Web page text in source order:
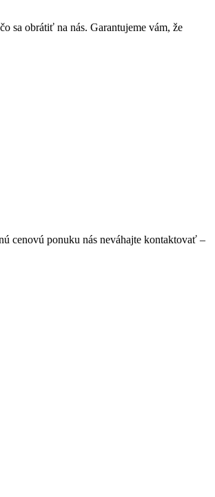
sa obrátiť na nás. Garantujeme vám, že
cenovú ponuku nás neváhajte kontaktovať –